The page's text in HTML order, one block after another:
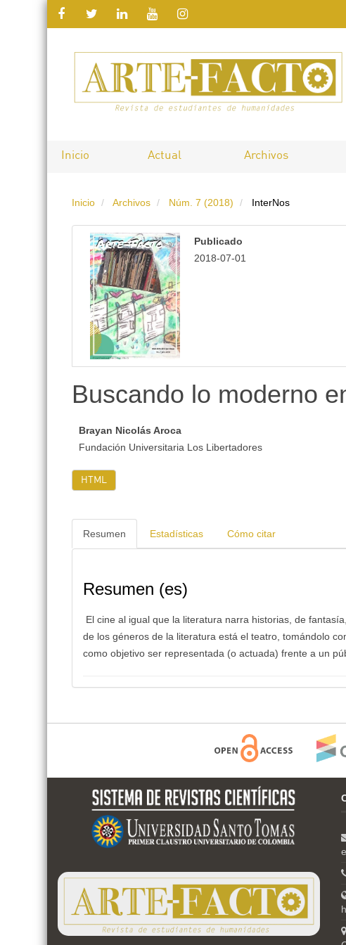
Salto
rápido
de
página
Navegación
principal
Contenido
principal
Barra
lateral
Inicio Actual Archivos
Inicio Archivos Núm. 7 (2018) InterNos
Publicado
2018-07-01
Buscando lo moderno
Brayan Nicolás Aroca
Fundación Universitaria Los Libertadores
HTML
Resumen Estadísticas Cómo citar
Resumen (es)
El cine al igual que la literatura narra historias, de
de los géneros de la literatura está el teatro, tomándolo
como objetivo ser representada (o actuada) frente a un